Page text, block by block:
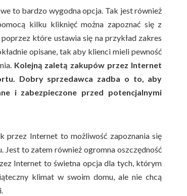
to bardzo wygodna opcja. Tak jest również
kilku kliknięć można zapoznać się z
które ustawia się na przykład zakres
opisane, tak aby klienci mieli pewność
Kolejną zaletą zakupów przez Internet
Dobry sprzedawca zadba o to, aby
i zabezpieczone przed potencjalnymi
przez Internet to możliwość zapoznania się
Jest to zatem również ogromna oszczędność
Internet to świetna opcja dla tych, którym
klimat w swoim domu, ale nie chcą